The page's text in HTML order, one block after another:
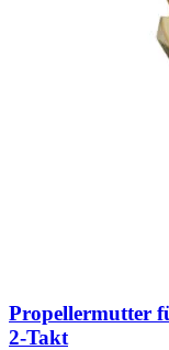
Propellermutter
2-Takt